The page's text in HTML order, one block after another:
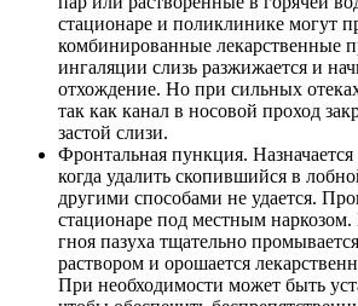
стационаре и поликлинике могут
комбинированные лекарственные
ингаляции слизь разжижается и
отхождение. Но при сильных отеках
так как канал в носовой проход
застой слизи.
Фронтальная пункция.
когда удалить скопившийся в
другими способами не удается.
стационаре под местным наркозом.
гноя пазуха тщательно
раствором и орошается
При необходимости может быть